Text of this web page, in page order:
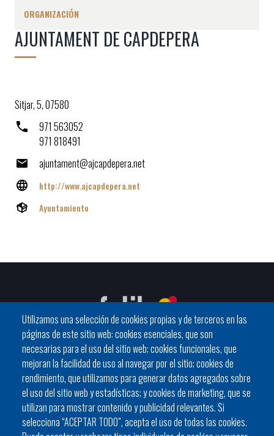
la
navegación
ORGANIZACIÓN
AJUNTAMENT DE CAPDEPERA
Sitjar, 5, 07580
971 563052
971 818491
ajuntament@ajcapdepera.net
http://www.ajcapdepera.net
Ayuntamiento
Utilizamos una selección de cookies propias y de terceros en las
páginas de este sitio web: cookies esenciales, que son
necesarias para el uso del sitio web; cookies funcionales, que
mejoran la facilidad de uso al navegar por el sitio; cookies de
rendimiento, que utilizamos para generar datos agregados sobre
el uso del sitio web y estadísticas; y cookies de marketing, que se
utilizan para mostrar contenido y publicidad relevantes. Si
selecciona “ACEPTAR TODO”, acepta el uso de todas las cookies.
C / General Riera, 111 07010 Palma
Phone 971 760911 - Fax 971 763102